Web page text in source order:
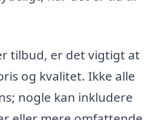
tilbud, er det vigtigt at
og kvalitet. Ikke alle
nogle kan inkludere